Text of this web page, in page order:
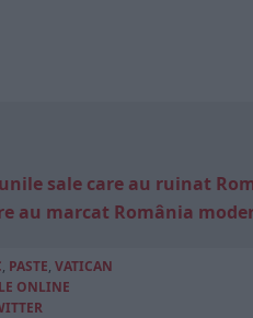
sale care au ruinat
au marcat România
, PASTE, VATICAN
ONLINE